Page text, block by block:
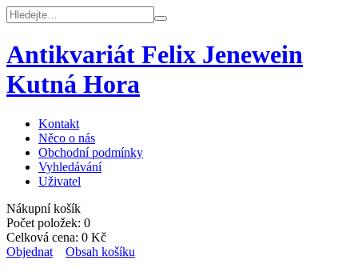
Antikvariát Felix Jenewein
Kutná Hora
Kontakt
Něco o nás
Obchodní podmínky
Vyhledávání
Uživatel
Nákupní košík
Počet položek: 0
Celková cena: 0 Kč
Objednat
Obsah košíku